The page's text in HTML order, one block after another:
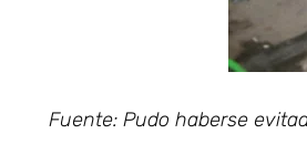
Fuente: Pudo haberse